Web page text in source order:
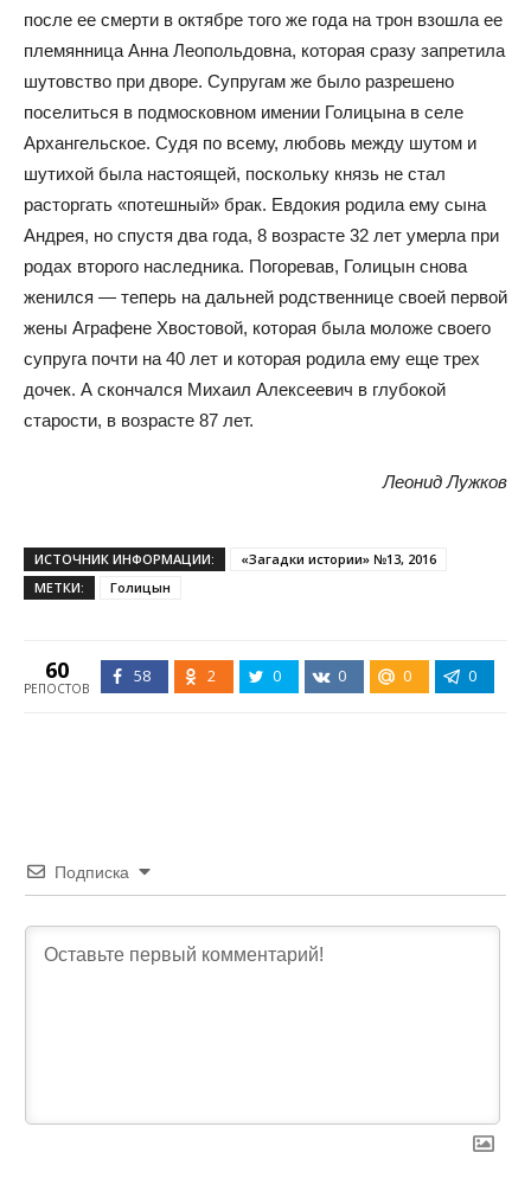
после ее смерти в октябре того же года на трон взошла ее
племянница Анна Леопольдовна, которая сразу запретила
шутовство при дворе. Супругам же было разрешено
поселиться в подмосковном имении Голицына в селе
Архангельское. Судя по всему, любовь между шутом и
шутихой была настоящей, поскольку князь не стал
расторгать «потешный» брак. Евдокия родила ему сына
Андрея, но спустя два года, 8 возрасте 32 лет умерла при
родах второго наследника. Погоревав, Голицын снова
женился — теперь на дальней родственнице своей первой
жены Аграфене Хвостовой, которая была моложе своего
супруга почти на 40 лет и которая родила ему еще трех
дочек. А скончался Михаил Алексеевич в глубокой
старости, в возрасте 87 лет.
Леонид Лужков
ИСТОЧНИК ИНФОРМАЦИИ:
«Загадки истории» №13, 2016
МЕТКИ:
Голицын
60
РЕПОСТОВ
58 2 0 0 0 0
Подписка